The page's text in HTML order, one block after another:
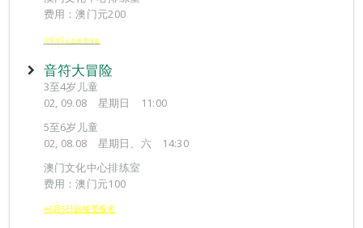
费用：澳门元200
※6 月5 日起接受报名
音符大冒险
3至4岁儿童
02, 09.08 星期日 11:00
5至6岁儿童
02, 08.08 星期日、六 14:30
澳门文化中心排练室
费用：澳门元100
※6月5日起接受报名